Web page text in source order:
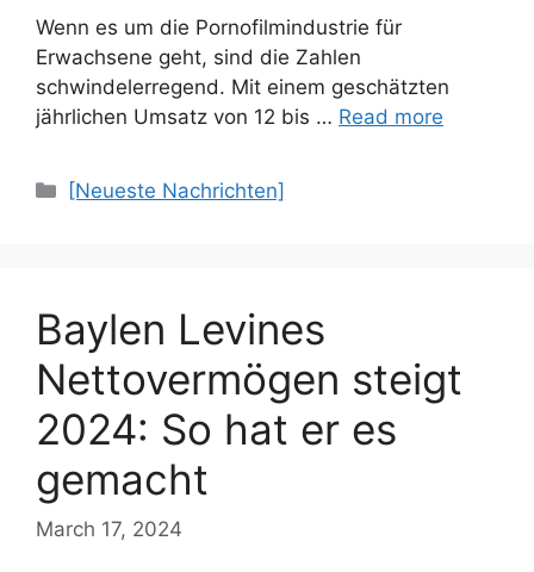
Wenn es um die Pornofilmindustrie für
Erwachsene geht, sind die Zahlen
schwindelerregend. Mit einem geschätzten
jährlichen Umsatz von 12 bis … Read more
Categories
[Neueste Nachrichten]
Baylen Levines
Nettovermögen steigt
2024: So hat er es
gemacht
March 17, 2024